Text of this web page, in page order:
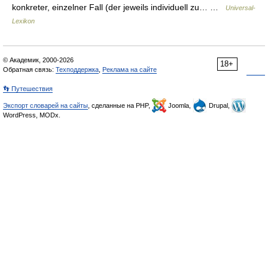
konkreter, einzelner Fall (der jeweils individuell zu… …
Universal-
Lexikon
18+
© Академик, 2000-2026
Обратная связь: Техподдержка Реклама на сайте
👣 Путешествия
Экспорт словарей на сайты , сделанные на PHP, Joomla,
Drupal,
WordPress, MODx.